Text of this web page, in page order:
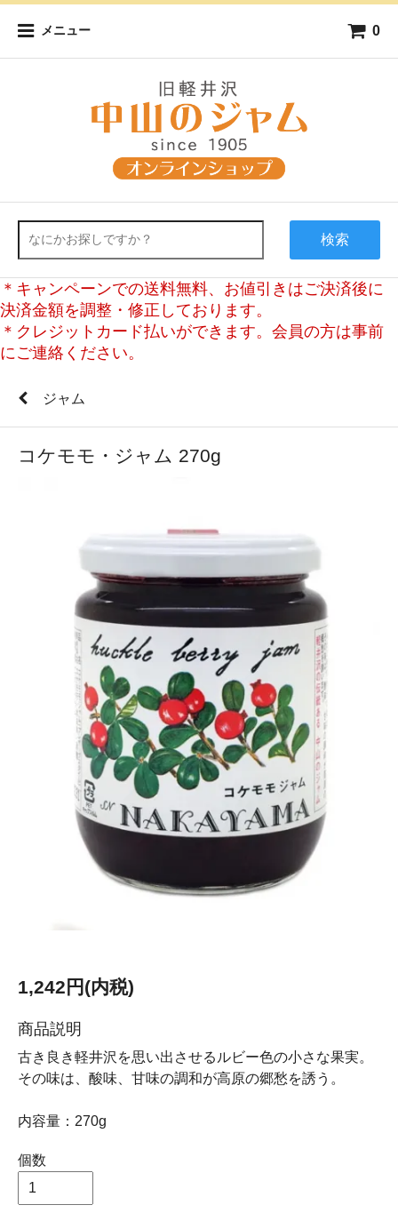
メニュー 0
検索
＊キャンペーンでの送料無料、お値引きはご決済後に
決済金額を調整・修正しております。
＊クレジットカード払いができます。会員の方は事前
にご連絡ください。
ジャム
コケモモ・ジャム 270g
1,242円(内税)
商品説明
古き良き軽井沢を思い出させるルビー色の小さな果実。
その味は、酸味、甘味の調和が高原の郷愁を誘う。
内容量：270g
個数